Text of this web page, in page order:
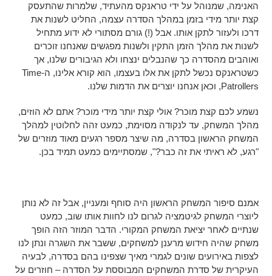
האנימה, שמנוהל על ידי טראנקס מהעתיד, שלמרות שהתעסק
קצת יותר מידי בזמן במהלך הסדרה עצמה, החליט לשנות את
דרכו ולעזור לתקן אותו. אבל (!) גורם מסתורי לא ידוע מתחיל
לשנות את מהלך הזמן התקין ולשנות מפגשים שאנחנו זוכרים
ואוהבים מהסדרה כך שהנבלים ינצחו ולא הגיבורים שלנו, אך
כשטראנקס נכשל לתקן את אלו בעצמו, הוא קורא אלינו, ה-Time
Patrollers, וכאן אנחנו יוצרים את הדמות שלנו.
נשמע לכם קצת מוכר? אולי קצת יותר מידי מוכר? אתם לא הוזים,
מהלך המשחק, עד לנקודה מסוימת, כמעט זהה לחלוטין למהלך
המשחק הראשון בסדרה, מה שיצר מספר רגעים מאוד מוזרים של
"רגע, לא ראיתי את זה כבר?", שמסתיימים כמעט תמיד בכן.
אמנם סיפור המשחק הראשון היה סוחף ומעניין, אבל זה לא נותן
ליוצרי המשחק לגיטמציה לגרום לנו לחוות אותו שוב, כמעט
שנתיים לאחר יציאת המשחק המקורי. הדבר המוזר הזה הופך
משחק שהיה חידוש מרענן למשחקים, ששבר את השגרה ונתן לנו
לצפות באירועים שונים לגמרי מאיך שצפינו בהם בסדרה, לבעיה
העיקרית של סדרת המשחקים המבוססת על הסדרה – חוזרים על